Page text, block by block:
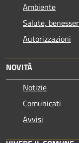
Ambiente
Salute,
Autorizzazioni
NOVITÀ
Notizie
Comunicati
Avvisi